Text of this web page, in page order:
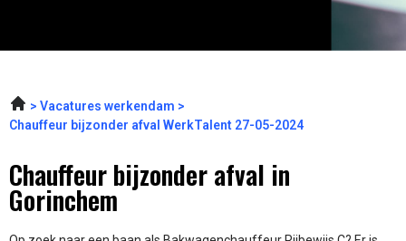
Vacatures werkendam
Chauffeur bijzonder afval WerkTalent 27-05-2024
Chauffeur bijzonder afval in
Gorinchem